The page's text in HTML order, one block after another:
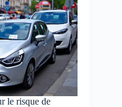
le risque de